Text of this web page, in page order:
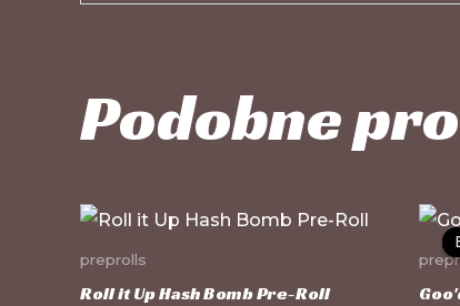
Podobne
preprolls
Roll it Up Hash Bomb Pre-Roll